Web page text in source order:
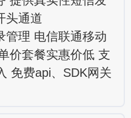
头通道
管理 电信联通移动
价套餐实惠价低 支
免费api、SDK网关